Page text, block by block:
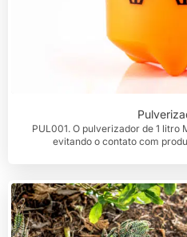
PUL001. O pulverizador de 1 litro
evitando o contato com